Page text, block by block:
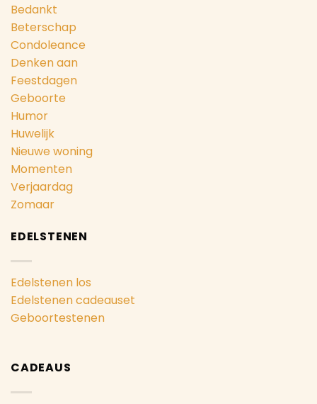
Bedankt
Beterschap
Condoleance
Denken aan
Feestdagen
Geboorte
Humor
Huwelijk
Nieuwe woning
Momenten
Verjaardag
Zomaar
EDELSTENEN
Edelstenen los
Edelstenen cadeauset
Geboortestenen
CADEAUS